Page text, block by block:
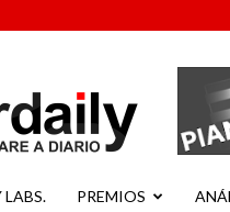
LABS. PREMIOS